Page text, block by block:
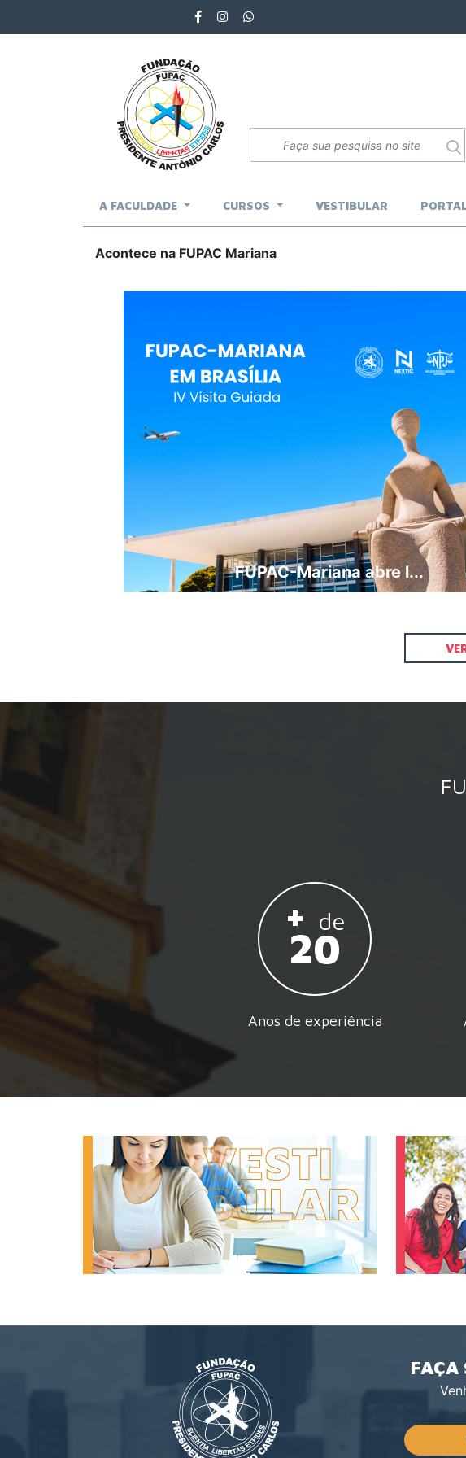
A FACULDADE CURSOS VESTIBULAR
Acontece na FUPAC Mariana
FUPAC-Mariana abre l...
+ de
20
Anos de experiência
FAÇA